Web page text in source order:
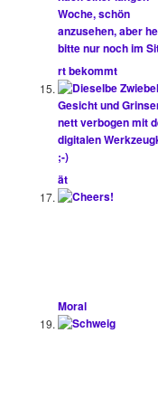
rt bekommt
ät
Moral